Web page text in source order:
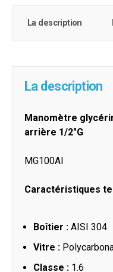
La description
La description
Manomètre
arrière 1/2"G
MG100AI
Caractéristiques
Boîtier : AISI 304
Vitre :
Classe : 1.6